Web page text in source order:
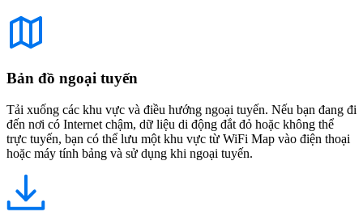
Bản đồ ngoại tuyến
Tải xuống các khu vực và điều hướng ngoại tuyến. Nếu bạn đang đi
đến nơi có Internet chậm, dữ liệu di động đắt đỏ hoặc không thể
trực tuyến, bạn có thể lưu một khu vực từ WiFi Map vào điện thoại
hoặc máy tính bảng và sử dụng khi ngoại tuyến.